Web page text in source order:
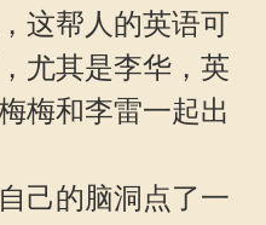
这帮人的英语可
尤其是李华，英
梅和李雷一起出
己的脑洞点了一